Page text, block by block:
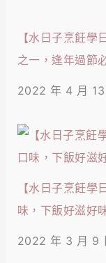
【水日子烹飪
之一，逢年過節
2022 年 4 月 13
【水日子烹飪學
味，下飯好滋好
2022 年 3 月 9